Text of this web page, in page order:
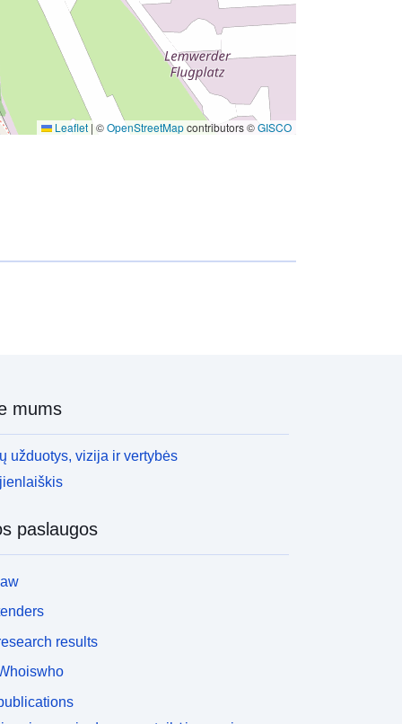
Leaflet | ©OpenStreetMapcontributors ©GISCO
mums
užduotys, vizija ir vertybės
paslaugos
results